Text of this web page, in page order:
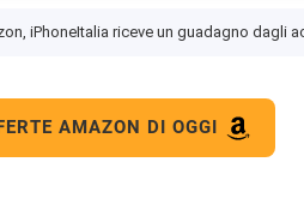
iPhoneItalia riceve un guadagno dagli
AMAZON DI OGGI